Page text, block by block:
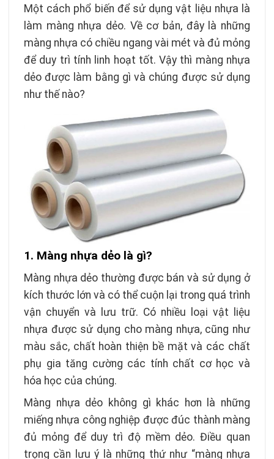
Một cách phổ biến để sử dụng vật liệu nhựa là
làm màng nhựa dẻo. Về cơ bản, đây là những
màng nhựa có chiều ngang vài mét và đủ mỏng
để duy trì tính linh hoạt tốt. Vậy thì màng nhựa
dẻo được làm bằng gì và chúng được sử dụng
như thế nào?
1. Màng nhựa dẻo là gì?
Màng nhựa dẻo thường được bán và sử dụng ở
kích thước lớn và có thể cuộn lại trong quá trình
vận chuyển và lưu trữ. Có nhiều loại vật liệu
nhựa được sử dụng cho màng nhựa, cũng như
màu sắc, chất hoàn thiện bề mặt và các chất
phụ gia tăng cường các tính chất cơ học và
hóa học của chúng.
Màng nhựa dẻo không gì khác hơn là những
miếng nhựa công nghiệp được đúc thành màng
đủ mỏng để duy trì độ mềm dẻo. Điều quan
trọng cần lưu ý là những thứ như “màng nhựa